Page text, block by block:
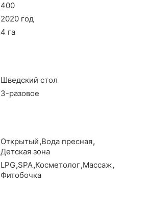
400
2020 год
4 га
Шведский стол
3-разовое
Открытый,Вода пресная,
Детская зона
LPG,SPA,Косметолог,Массаж,
Фитобочка